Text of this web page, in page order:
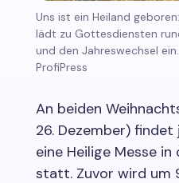
Uns ist ein Heiland
lädt zu Gottesdiensten
und den Jahreswechsel
ProfiPress
An beiden
26. Dezember) findet
eine Heilige Messe in
statt. Zuvor wird um